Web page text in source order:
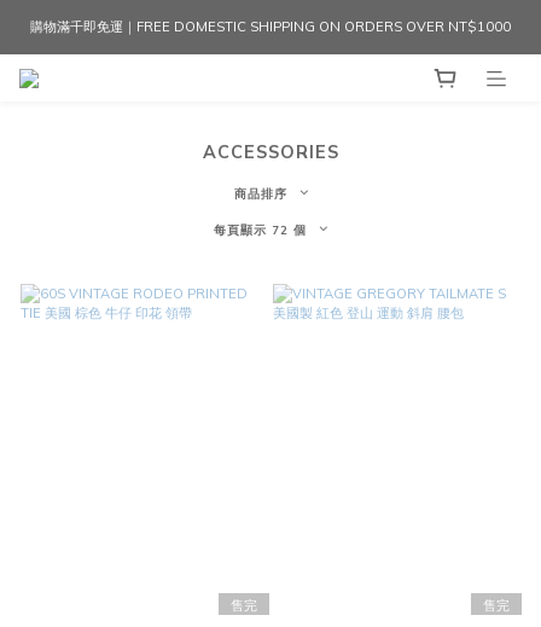
購物滿千即免運｜FREE DOMESTIC SHIPPING ON ORDERS OVER NT$1000
ACCESSORIES
商品排序
每頁顯示 72 個
售完 售完